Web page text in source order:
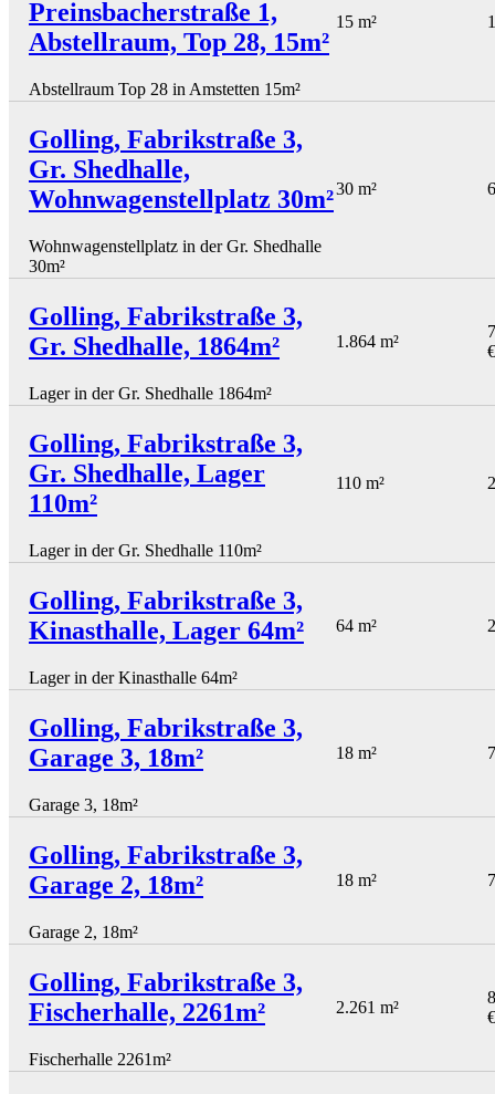
Preinsbacherstraße 1,
Abstellraum, Top 28, 15m²
Abstellraum Top 28 in Amstetten 15m²
15 m²
Golling, Fabrikstraße 3,
Gr. Shedhalle,
Wohnwagenstellplatz 30m²
Wohnwagenstellplatz in der Gr. Shedhalle
30m²
30 m²
Golling, Fabrikstraße 3,
Gr. Shedhalle, 1864m²
Lager in der Gr. Shedhalle 1864m²
1.864 m²
€
Golling, Fabrikstraße 3,
Gr. Shedhalle, Lager
110m²
Lager in der Gr. Shedhalle 110m²
110 m²
Golling, Fabrikstraße 3,
Kinasthalle, Lager 64m²
Lager in der Kinasthalle 64m²
64 m²
Golling, Fabrikstraße 3,
Garage 3, 18m²
Garage 3, 18m²
18 m²
Golling, Fabrikstraße 3,
Garage 2, 18m²
Garage 2, 18m²
18 m²
Golling, Fabrikstraße 3,
Fischerhalle, 2261m²
Fischerhalle 2261m²
2.261 m²
€